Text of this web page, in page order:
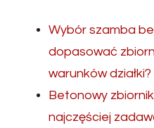
Wybór szamba
dopasować
warunków działki?
Betonowy
najczęściej